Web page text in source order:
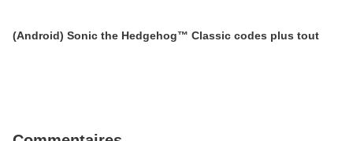
(Android) Sonic the Hedgehog™ Classic codes plus tout